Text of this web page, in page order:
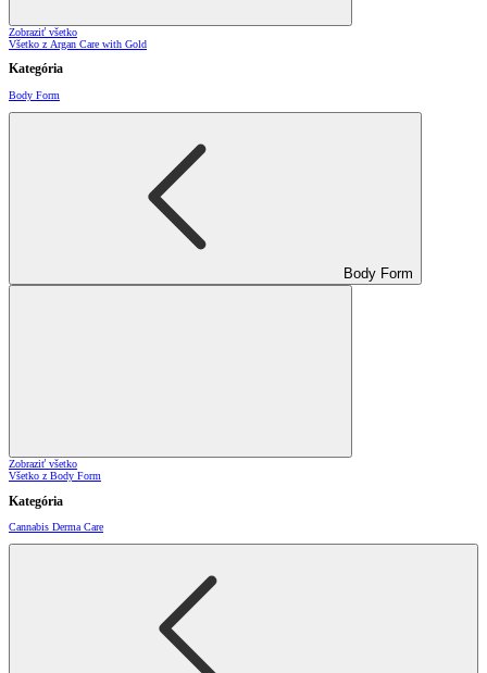
Zobraziť všetko
Všetko z Argan Care with Gold
Kategória
Body Form
Body Form
Zobraziť všetko
Všetko z Body Form
Kategória
Cannabis Derma Care